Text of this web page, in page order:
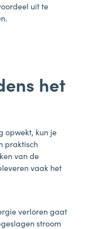
uit te
het
opwekt, kun je
praktisch
van de
vaak het
verloren gaat
stroom